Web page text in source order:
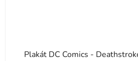
Plakát DC Comics -